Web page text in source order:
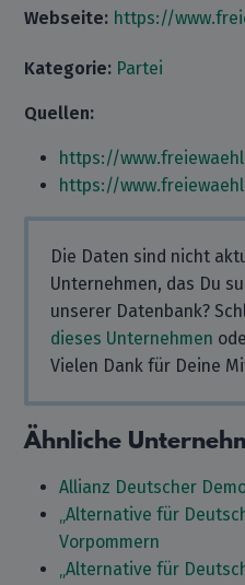
Webseite: https://
Kategorie: Partei
Quellen:
https://
https://
Die Daten sind nicht
Unternehmen, das Du
unserer Datenbank?
dieses Unternehmen
Vielen Dank für Deine
Ähnliche
Allianz Deutscher
„Alternative für
Vorpommern
„Alternative für